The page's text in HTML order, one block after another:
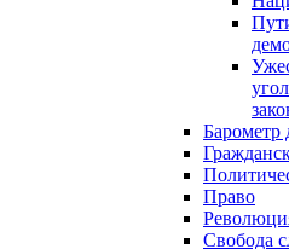
Барометр
Право
Свобода